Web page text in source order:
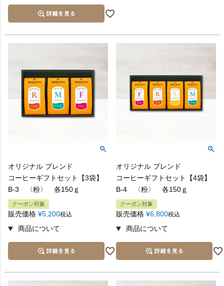
オリジナル ブレンド
コーヒーギフトセット【3袋】
B-3 〈粉〉 各150ｇ
クーポン対象
販売価格 ¥5,200税込
オリジナル ブレンド
コーヒーギフトセット【4袋】
B-4 〈粉〉 各150ｇ
クーポン対象
販売価格 ¥6,800税込